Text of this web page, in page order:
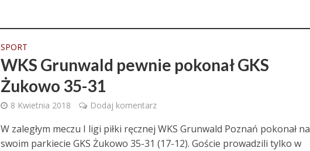
SPORT
WKS Grunwald pewnie pokonał GKS
Żukowo 35-31
8 Kwietnia 2018 Dodaj komentarz
W zaległym meczu I ligi piłki ręcznej WKS Grunwald Poznań pokonał na
swoim parkiecie GKS Żukowo 35-31 (17-12). Goście prowadzili tylko w